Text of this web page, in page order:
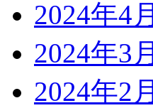
2024年4月
2024年3月
2024年2月